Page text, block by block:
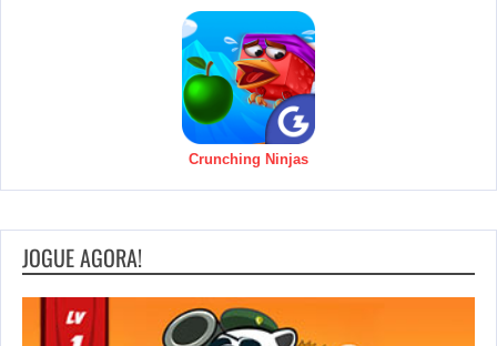
Crunching Ninjas
JOGUE AGORA!